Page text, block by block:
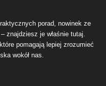
porad, nowinek ze
znajdziesz je właśnie tutaj.
pomagają lepiej zrozumieć
wokół nas.